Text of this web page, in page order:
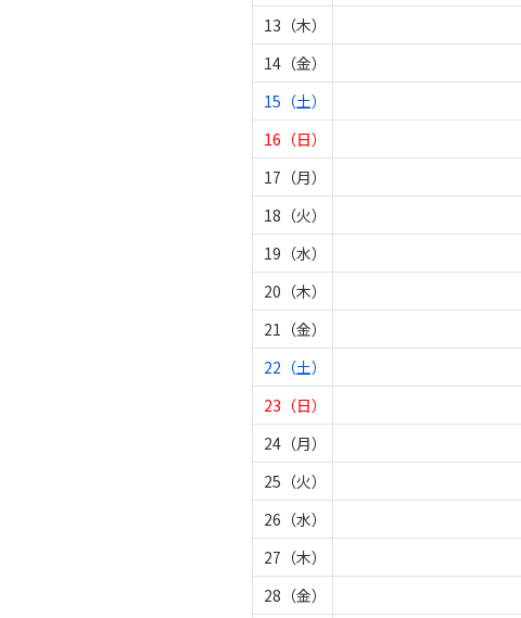
13（木）
14（金）
15（土）
16（日）
17（月）
18（火）
19（水）
20（木）
21（金）
22（土）
23（日）
24（月）
25（火）
26（水）
27（木）
28（金）